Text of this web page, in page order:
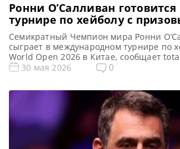
Ронни О’Салливан
турнире по хейболу с
более полумиллиона фунтов
Семикратный Чемпион мира Ронни
сыграет в международном турнире по
World Open 2026 в Китае, сообщает
Семикратный Чемпион мира Ронни
легендарный британец предстанет
бильярда в новом амплуа, приняв
китайском турнире. Последние […]
30 мая 2026 0